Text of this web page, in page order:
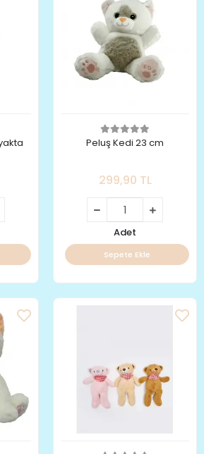
Peluş Kedi 23 cm
299,90 TL
Adet
Sepete Ekle